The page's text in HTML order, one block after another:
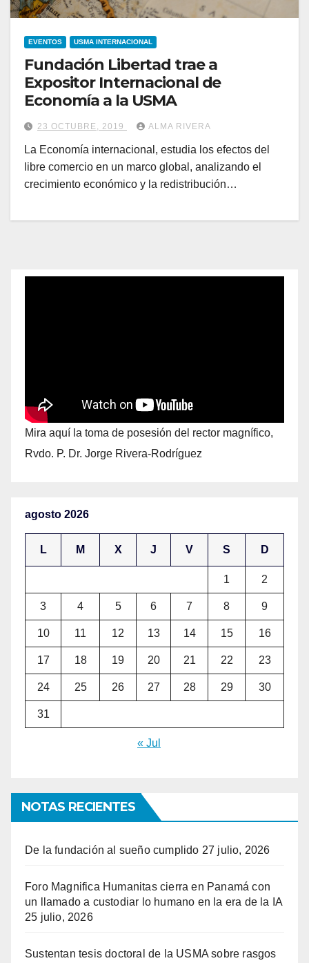
EVENTOS USMA INTERNACIONAL
Fundación Libertad trae a
Expositor Internacional de
Economía a la USMA
23 OCTUBRE, 2019 ALMA RIVERA
La Economía internacional, estudia los efectos del
libre comercio en un marco global, analizando el
crecimiento económico y la redistribución…
Mira aquí la toma de posesión del rector magnífico,
Rvdo. P. Dr. Jorge Rivera-Rodríguez
agosto 2026
L M X J V S D
1 2
3 4 5 6 7 8 9
10 11 12 13 14 15 16
17 18 19 20 21 22 23
24 25 26 27 28 29 30
31
« Jul
NOTAS RECIENTES
De la fundación al sueño cumplido 27 julio, 2026
Foro Magnifica Humanitas cierra en Panamá con
un llamado a custodiar lo humano en la era de la IA
25 julio, 2026
Sustentan tesis doctoral de la USMA sobre rasgos